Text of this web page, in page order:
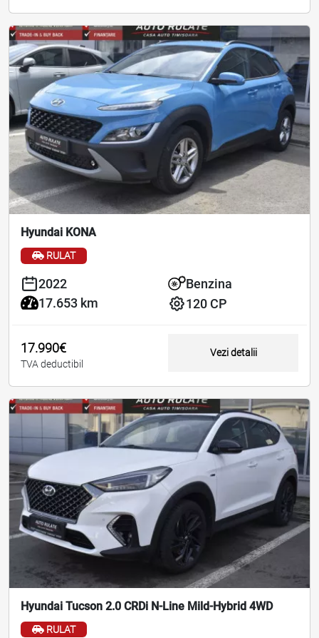
Hyundai KONA
RULAT
2022
17.653 km
Benzina
120 CP
17.990€
TVA deductibil
Vezi detalii
Hyundai Tucson 2.0 CRDi N-Line Mild-Hybrid 4WD
RULAT